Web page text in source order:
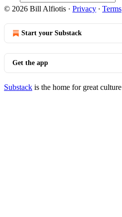
© 2026 Bill Alfiotis · Privacy ∙ Terms
Start your Substack
Get the app
Substack is the home for great culture